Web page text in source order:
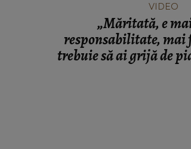
VIDEO
„Măritată, e
responsabilitate, mai
trebuie să ai grijă de